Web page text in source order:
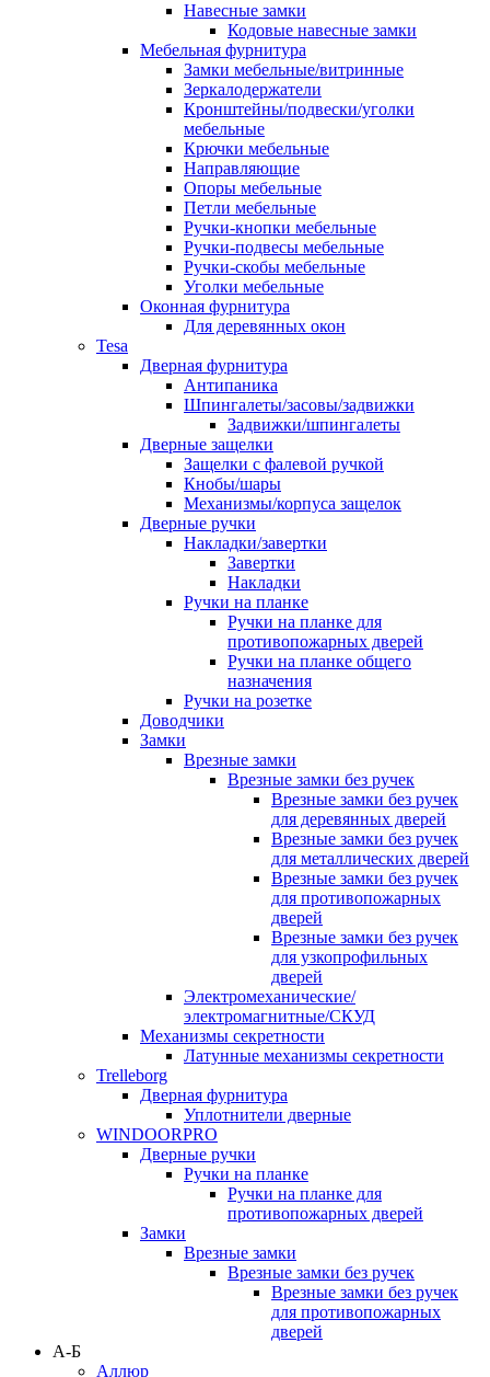
Навесные замки
Кодовые навесные замки
Мебельная фурнитура
Замки мебельные/витринные
Зеркалодержатели
Кронштейны/подвески/уголки
мебельные
Крючки мебельные
Направляющие
Опоры мебельные
Петли мебельные
Ручки-кнопки мебельные
Ручки-подвесы мебельные
Ручки-скобы мебельные
Уголки мебельные
Оконная фурнитура
Для деревянных окон
Tesa
Дверная фурнитура
Антипаника
Шпингалеты/засовы/задвижки
Задвижки/шпингалеты
Дверные защелки
Защелки с фалевой ручкой
Кнобы/шары
Механизмы/корпуса защелок
Дверные ручки
Накладки/завертки
Завертки
Накладки
Ручки на планке
Ручки на планке для
противопожарных дверей
Ручки на планке общего
назначения
Ручки на розетке
Доводчики
Замки
Врезные замки
Врезные замки без ручек
Врезные замки без ручек
для деревянных дверей
Врезные замки без ручек
для металлических дверей
Врезные замки без ручек
для противопожарных
дверей
Врезные замки без ручек
для узкопрофильных
дверей
Электромеханические/
электромагнитные/СКУД
Механизмы секретности
Латунные механизмы секретности
Trelleborg
Дверная фурнитура
Уплотнители дверные
WINDOORPRO
Дверные ручки
Ручки на планке
Ручки на планке для
противопожарных дверей
Замки
Врезные замки
Врезные замки без ручек
Врезные замки без ручек
для противопожарных
дверей
А-Б
Аллюр